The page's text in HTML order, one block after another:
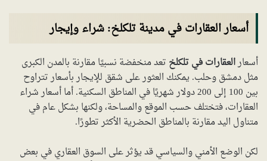
أسعار العقارات في مدينة تلكلخ: شراء وإيجار
أسعارالعقارات في تلكلخ تعد منخفضة نسبيًا مقارنة بالمدن الكبرى
مثل دمشق وحلب. يمكنك العثور على شقق للإيجار بأسعار تتراوح
بين 100 إلى 200 دولار شهريًا في المناطق السكنية. أما أسعار شراء
العقارات، فتختلف حسب الموقع والمساحة، ولكنها بشكل عام في
متناول اليد مقارنة بالمناطق الحضرية الأكثر تطورًا.
لكن الوضع الأمني والسياسي قد يؤثر على السوق العقاري في بعض